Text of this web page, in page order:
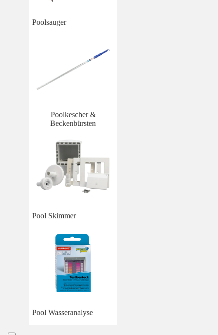
Poolsauger
Poolkescher &
Beckenbürsten
Pool Skimmer
Pool Wasseranalyse